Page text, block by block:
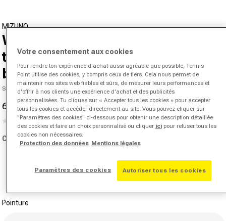
MIZUNO
Wave Exceed Court Chaussure
terre battue Hommes - blanc,
bleu
SKU 0721760123000038
Prix promotionnel
64,95 €
Prix normal125,00 € -48%
Aucune
valeur
de
notation.
la
(0)
Couleur:blanc
Pointure
Votre consentement aux cookies
Pour rendre ton expérience d'achat aussi agréable que possible, Tennis-
Point utilise des cookies, y compris ceux de tiers. Cela nous permet de
maintenir nos sites web fiables et sûrs, de mesurer leurs performances et
d'offrir à nos clients une expérience d'achat et des publicités
personnalisées. Tu cliques sur « Accepter tous les cookies » pour accepter
tous les cookies et accéder directement au site. Vous pouvez cliquer sur
"Paramètres des cookies" ci-dessous pour obtenir une description détaillée
des cookies et faire un choix personnalisé ou cliquer icipour refuser tous les
cookies non nécessaires.
Protection des données Mentions légales
Paramètres des cookies Autoriser tous les cookies